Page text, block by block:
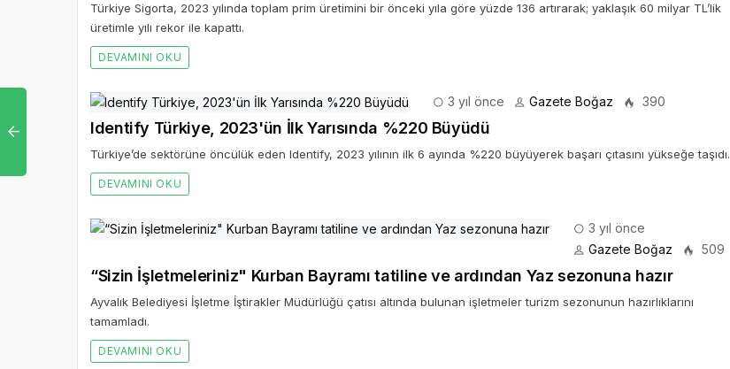
Türkiye Sigorta, 2023 yılında toplam prim üretimini bir önceki yıla göre yüzde 136 artırarak; yaklaşık 60 milyar TL’lik
üretimle yılı rekor ile kapattı.
DEVAMINI OKU
3 yıl önce Gazete Boğaz 390
Identify Türkiye, 2023'ün İlk Yarısında %220 Büyüdü
Türkiye’de sektörüne öncülük eden Identify, 2023 yılının ilk 6 ayında %220 büyüyerek başarı çıtasını yükseğe taşıdı.
DEVAMINI OKU
3 yıl önce
Gazete Boğaz
509
“Sizin İşletmeleriniz" Kurban Bayramı tatiline ve ardından Yaz sezonuna hazır
Ayvalık Belediyesi İşletme İştirakler Müdürlüğü çatısı altında bulunan işletmeler turizm sezonunun hazırlıklarını
tamamladı.
DEVAMINI OKU